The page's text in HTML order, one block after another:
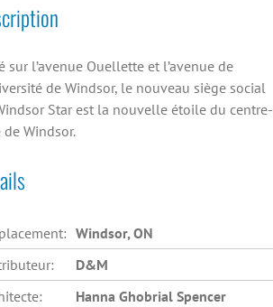
sur l’avenue Ouellette et l’avenue de
de Windsor, le nouveau siège social
Star est la nouvelle étoile du centre-
Windsor.
Windsor, ON
D&M
Hanna Ghobrial Spencer